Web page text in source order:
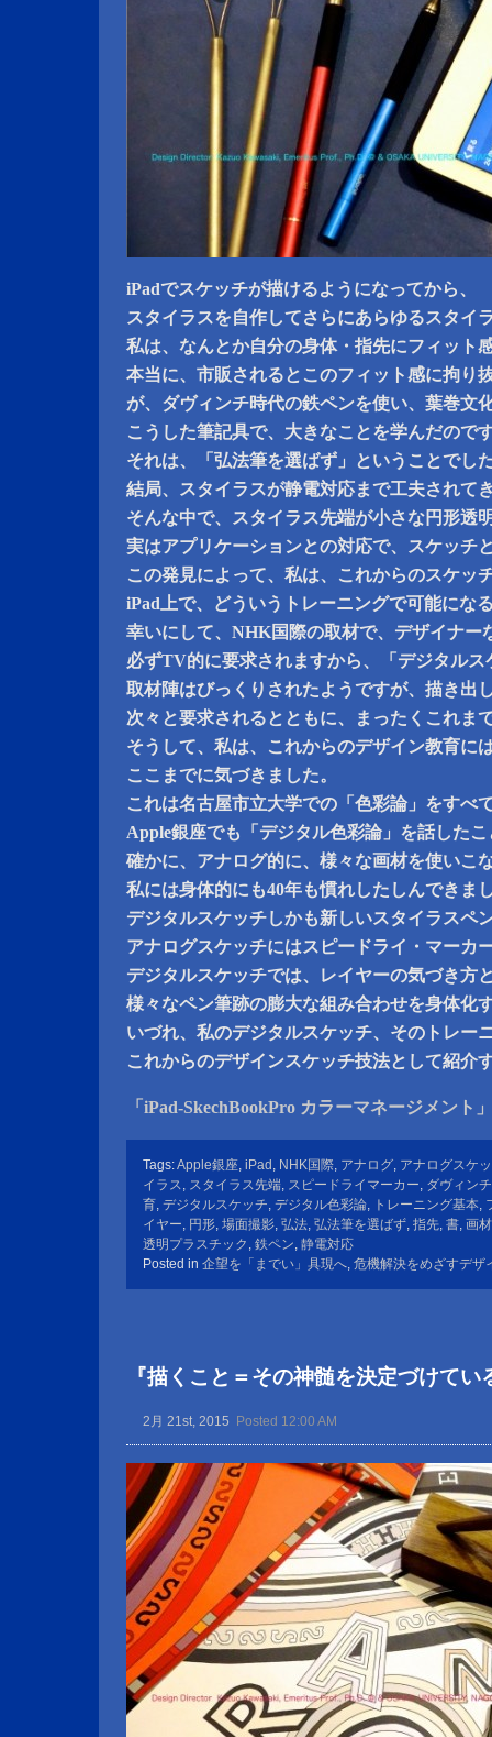
iPadでスケッチが描けるようになってから、
スタイラスを自作してさらにあらゆるスタイ
私は、なんとか自分の身体・指先にフィット
本当に、市販されるとこのフィット感に拘り
が、ダヴィンチ時代の鉄ペンを使い、葉巻文
こうした筆記具で、大きなことを学んだので
それは、「弘法筆を選ばず」ということでし
結局、スタイラスが静電対応まで工夫されて
そんな中で、スタイラス先端が小さな円形透
実はアプリケーションとの対応で、スケッチ
この発見によって、私は、これからのスケッ
iPad上で、どういうトレーニングで可能にな
幸いにして、NHK国際の取材で、デザイナー
必ずTV的に要求されますから、「デジタルス
取材陣はびっくりされたようですが、描き出
次々と要求されるとともに、まったくこれま
そうして、私は、これからのデザイン教育に
ここまでに気づきました。
これは名古屋市立大学での「色彩論」をすべ
Apple銀座でも「デジタル色彩論」を話した
確かに、アナログ的に、様々な画材を使いこ
私には身体的にも40年も慣れしたしんできま
デジタルスケッチしかも新しいスタイラスペ
アナログスケッチにはスピードライ・マーカ
デジタルスケッチでは、レイヤーの気づき方
様々なペン筆跡の膨大な組み合わせを身体化
いづれ、私のデジタルスケッチ、そのトレー
これからのデザインスケッチ技法として紹介
「iPad-SkechBookPro カラーマネージメント」
Tags:Apple銀座, iPad , NHK国際, アナログ, アナログスケ
イラス, スタイラス先端, スピードライマーカー, ダヴィンチ
育, デジタルスケッチ, デジタル色彩論, トレーニング基本,
イヤー, 円形, 場面撮影, 弘法, 弘法筆を選ばず, 指先, 書, 画材
透明プラスチック , 鉄ペン, 静電対応
Posted in 企望を「までい」具現へ, 危機解決をめざすデザ
『描くこと＝その神髄を決定づけてい
2月 21st, 2015 Posted 12:00 AM